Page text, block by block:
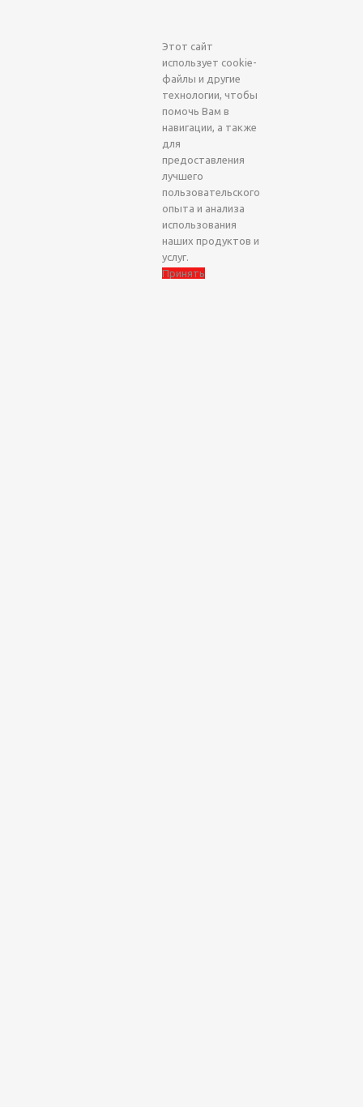
Этот сайт
использует cookie-
файлы и другие
технологии, чтобы
помочь Вам в
навигации, а также
для
предоставления
лучшего
пользовательского
опыта и анализа
использования
наших продуктов и
услуг.
Принять